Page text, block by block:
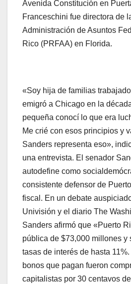
Avenida Constitución en
Franceschini fue directora de
Administración de Asuntos
Rico (PRFAA) en Florida.
«Soy hija de familias
emigró a Chicago en la
pequeña conocí lo que era
Me crié con esos principios y
Sanders representa eso»,
una entrevista. El senador
autodefine como
consistente defensor de
fiscal. En un debate
Univisión y el diario The
Sanders afirmó que «Puerto
pública de $73,000 millones y
tasas de interés de hasta
bonos que pagan fueron
capitalistas por 30 centavos